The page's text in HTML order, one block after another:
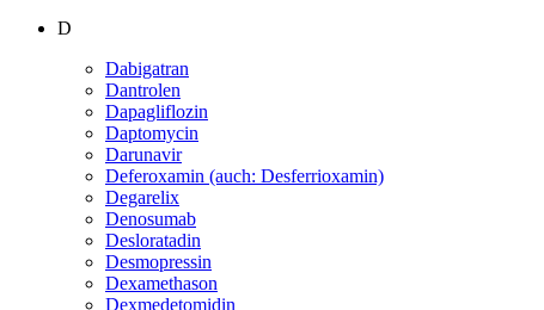
D
Dabigatran
Dantrolen
Dapagliflozin
Daptomycin
Darunavir
Deferoxamin (auch: Desferrioxamin)
Degarelix
Denosumab
Desloratadin
Desmopressin
Dexamethason
Dexmedetomidin